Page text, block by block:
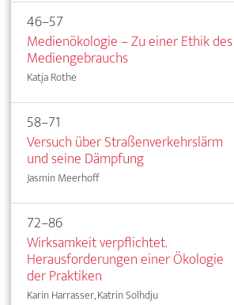
46–57
Medienökologie – Zu einer Ethik des
Mediengebrauchs
Katja Rothe
58–71
Versuch über Straßenverkehrslärm
und seine Dämpfung
Jasmin Meerhoff
72–86
Wirksamkeit verpflichtet.
Herausforderungen einer Ökologie
der Praktiken
Karin Harrasser, Katrin Solhdju